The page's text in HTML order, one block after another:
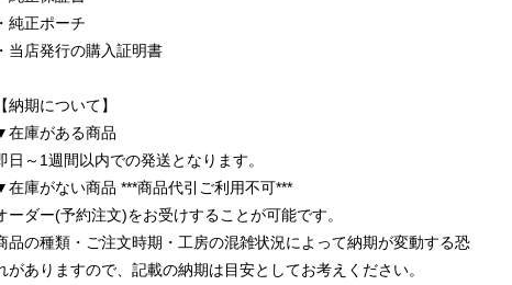
・純正ポーチ
・当店発行の購入証明書
【納期について】
在庫がある商品
日～1週間以内での発送となります。
在庫がない商品 ***商品代引ご利用不可***
ーダー(予約注文)をお受けすることが可能です。
品の種類・ご注文時期・工房の混雑状況によって納期が変動する恐
がありますので、記載の納期は目安としてお考えください。